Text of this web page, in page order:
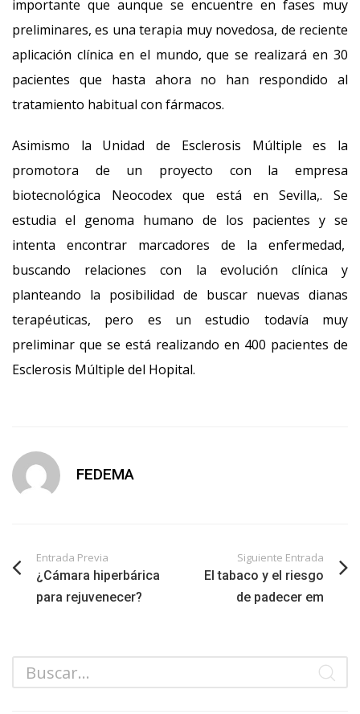
importante que aunque se encuentre en fases muy
preliminares, es una terapia muy novedosa, de reciente
aplicación clínica en el mundo, que se realizará en 30
pacientes que hasta ahora no han respondido al
tratamiento habitual con fármacos.
Asimismo la Unidad de Esclerosis Múltiple es la
promotora de un proyecto con la empresa
biotecnológica Neocodex que está en Sevilla,. Se
estudia el genoma humano de los pacientes y se
intenta encontrar marcadores de la enfermedad,
buscando relaciones con la evolución clínica y
planteando la posibilidad de buscar nuevas dianas
terapéuticas, pero es un estudio todavía muy
preliminar que se está realizando en 400 pacientes de
Esclerosis Múltiple del Hopital.
FEDEMA
Entrada Previa
¿Cámara hiperbárica
para rejuvenecer?
Siguiente Entrada
El tabaco y el riesgo
de padecer em